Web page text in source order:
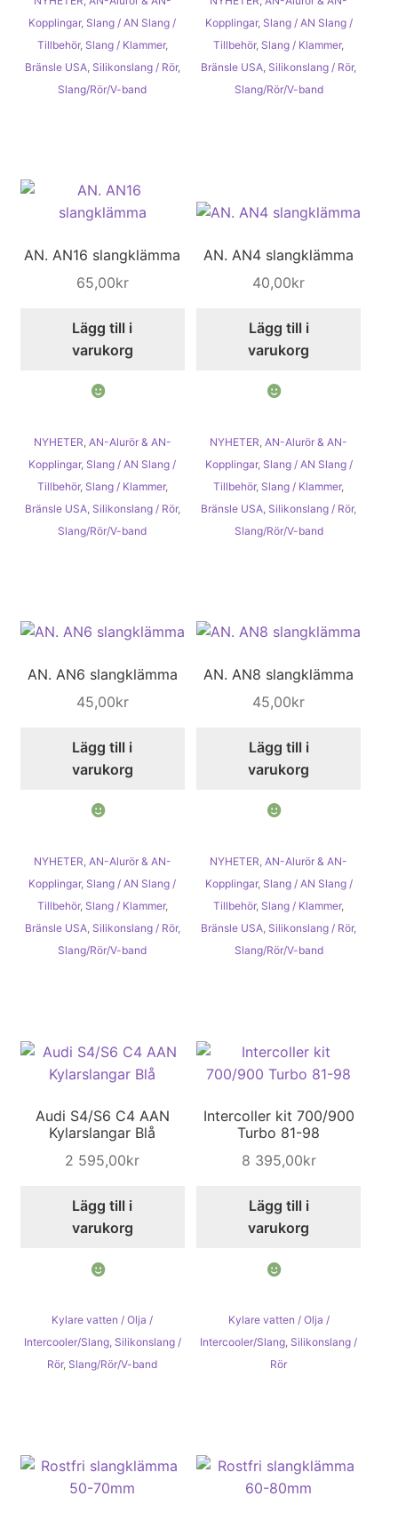
Kopplingar, Slang / AN Slang /
Tillbehör, Slang / Klammer,
Bränsle USA, Silikonslang / Rör,
Slang/Rör/V-band
Kopplingar, Slang / AN Slang /
Tillbehör, Slang / Klammer,
Bränsle USA Silikonslang / Rör,
Slang/Rör/V-band
AN. AN16 slangklämma
65,00kr
Lägg till i
varukorg
NYHETER, AN-Alurör & AN-
Kopplingar, Slang / AN Slang /
Tillbehör, Slang / Klammer,
Bränsle USA, Silikonslang / Rör,
Slang/Rör/V-band
AN. AN4 slangklämma
40,00kr
Lägg till i
varukorg
NYHETER,AN-Alurör & AN-
Kopplingar, Slang / AN Slang /
Tillbehör, Slang / Klammer,
Bränsle USA, Silikonslang / Rör,
Slang/Rör/V-band
AN. AN6 slangklämma
45,00kr
Lägg till i
varukorg
NYHETER, AN-Alurör & AN-
Kopplingar, Slang / AN Slang /
Tillbehör, Slang / Klammer,
Bränsle USA, Silikonslang / Rör,
Slang/Rör/V-band
AN. AN8 slangklämma
45,00kr
Lägg till i
varukorg
NYHETER,AN-Alurör & AN-
Kopplingar, Slang / AN Slang /
Tillbehör, Slang / Klammer,
Bränsle USA, Silikonslang / Rör,
Slang/Rör/V-band
Audi S4/S6 C4 AAN
Kylarslangar Blå
2 595,00kr
Lägg till i
varukorg
Kylare vatten / Olja /
Intercooler/Slang, Silikonslang /
Rör, Slang/Rör/V-band
Intercoller kit 700/900
Turbo 81-98
8 395,00kr
Lägg till i
varukorg
Kylare vatten / Olja /
Intercooler/Slang, Silikonslang /
Rör